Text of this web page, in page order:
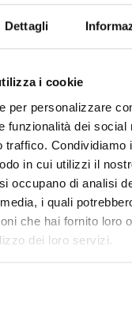
Dettagli
i cookie
per personalizzare
funzionalità dei social
traffico. Condividiamo
in cui utilizzi il
occupano di analisi
i quali
che hai fornito loro
dei loro servizi.
EM344S
Módulo entradas/
e interfaz de zonas
convencionales
EM344R